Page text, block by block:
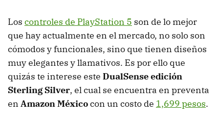
Los controles de PlayStation 5 son de lo mejor
que hay actualmente en el mercado, no solo son
cómodos y funcionales, sino que tienen diseños
muy elegantes y llamativos. Es por ello que
quizás te interese este DualSense edición
Sterling Silver, el cual se encuentra en preventa
en Amazon Méxicocon un costo de 1,699 pesos.